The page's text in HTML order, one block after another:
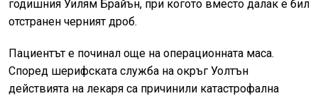
годишния Уилям Брайън, при когото вместо далак е бил
отстранен черният дроб.
Пациентът е починал още на операционната маса.
Според шерифската служба на окръг Уолтън
действията на лекаря са причинили катастрофална